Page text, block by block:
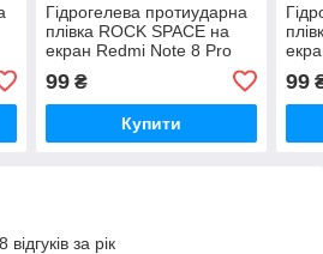
Гідрогелева протиударна
плівка ROCK SPACE на
екран Redmi Note 8 Pro
99₴
Купити
99
за рік